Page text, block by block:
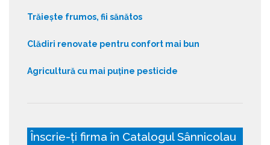
Trăiește frumos, fii sănătos
Clădiri renovate pentru confort mai bun
Agricultură cu mai puține pesticide
Înscrie-ți firma în Catalogul Sânnicolau